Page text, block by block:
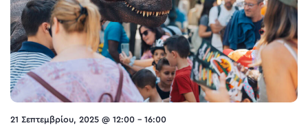
21 Σεπτεμβρίου, 2025 @ 12:00 - 16:00